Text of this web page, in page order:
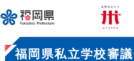
ー
ジ
先
頭
メニューを飛ばして
本
文
福岡県私立学校審